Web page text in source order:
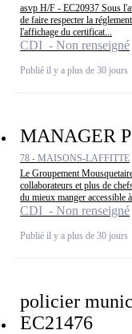
asvp H/F - EC20937 Sous
de faire respecter la
l'affichage du certificat...
CDI - Non renseigné
Publié il y a plus de 30 jours
MANAGER
78 - MAISONS-LAFFITTE
Le Groupement
collaborateurs et plus de
du mieux manger accessible
CDI - Non renseigné
Publié il y a plus de 30 jours
policier
EC21476